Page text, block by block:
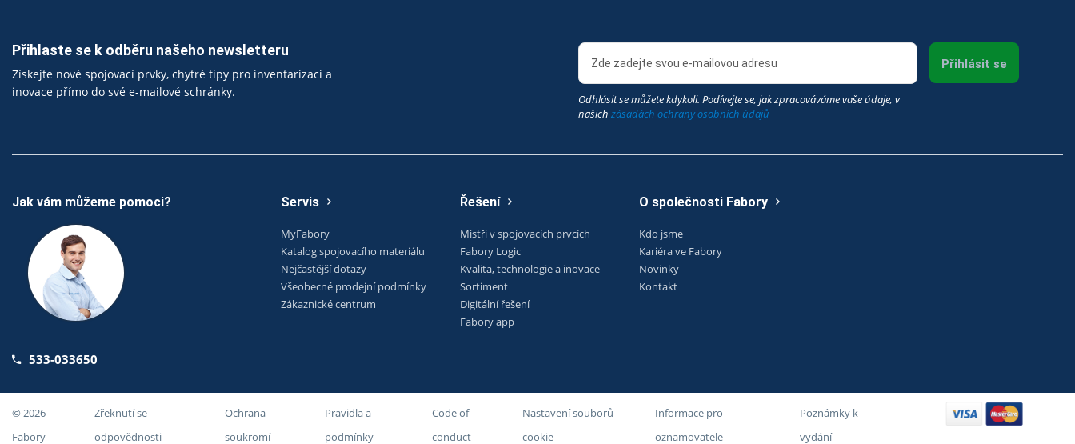
Přihlaste se k odběru našeho newsletteru
Získejte nové spojovací prvky, chytré tipy pro inventarizaci a
inovace přímo do své e-mailové schránky.
Odhlásit se můžete kdykoli. Podívejte se, jak zpracováváme vaše údaje, v
našich zásadách ochrany osobních údajů
Přihlásit se
Jak vám můžeme pomoci?
533-033650
Servis
MyFabory
Katalog spojovacího materiálu
Nejčastější dotazy
Všeobecné prodejní podmínky
Zákaznické centrum
Řešení
Mistři v spojovacích prvcích
Fabory Logic
Kvalita, technologie a inovace
Sortiment
Digitální řešení
Fabory app
O společnosti Fabory
Kdo jsme
Kariéra ve Fabory
Novinky
Kontakt
© 2026
Fabory
- Zřeknutí se
odpovědnosti
- Ochrana
soukromí
-
Pravidla a
podmínky
- Code of
conduct
-
Nastavení souborů
cookie
-
Informace pro
oznamovatele
-
Poznámky k
vydání